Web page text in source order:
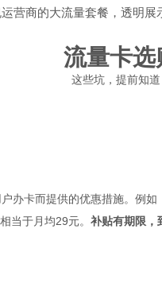
营商的大流量套餐，透明
流量卡选
这些坑，提前知
办卡而提供的优惠措施。例
当于月均29元。 补贴有期限，